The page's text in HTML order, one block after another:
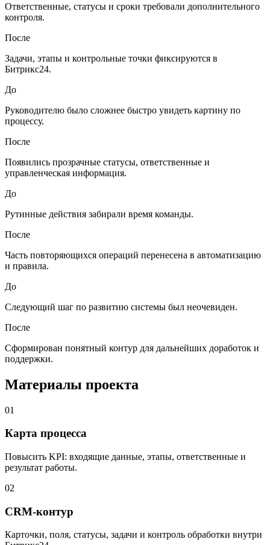
Ответственные, статусы и сроки требовали дополнительного
контроля.
После
Задачи, этапы и контрольные точки фиксируются в
Битрикс24.
До
Руководителю было сложнее быстро увидеть картину по
процессу.
После
Появились прозрачные статусы, ответственные и
управленческая информация.
До
Рутинные действия забирали время команды.
После
Часть повторяющихся операций перенесена в автоматизацию
и правила.
До
Следующий шаг по развитию системы был неочевиден.
После
Сформирован понятный контур для дальнейших доработок и
поддержки.
Материалы проекта
01
Карта процесса
Повысить KPI: входящие данные, этапы, ответственные и
результат работы.
02
CRM-контур
Карточки, поля, статусы, задачи и контроль обработки внутри